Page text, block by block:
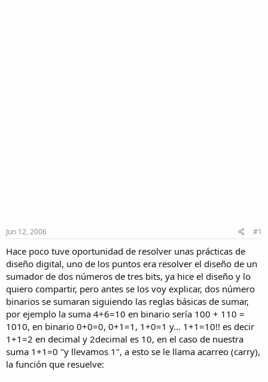
Jun 12, 2006 #1
Hace poco tuve oportunidad de resolver unas prácticas de
diseño digital, uno de los puntos era resolver el diseño de un
sumador de dos números de tres bits, ya hice el diseño y lo
quiero compartir, pero antes se los voy explicar, dos número
binarios se sumaran siguiendo las reglas básicas de sumar,
por ejemplo la suma 4+6=10 en binario sería 100 + 110 =
1010, en binario 0+0=0, 0+1=1, 1+0=1 y... 1+1=10!! es decir
1+1=2 en decimal y 2decimal es 10, en el caso de nuestra
suma 1+1=0 "y llevamos 1", a esto se le llama acarreo (carry),
la función que resuelve: